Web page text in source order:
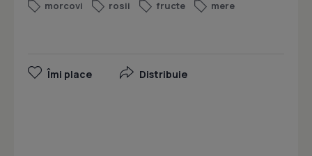
morcovi
rosii fructe mere
Îmi place Distribuie